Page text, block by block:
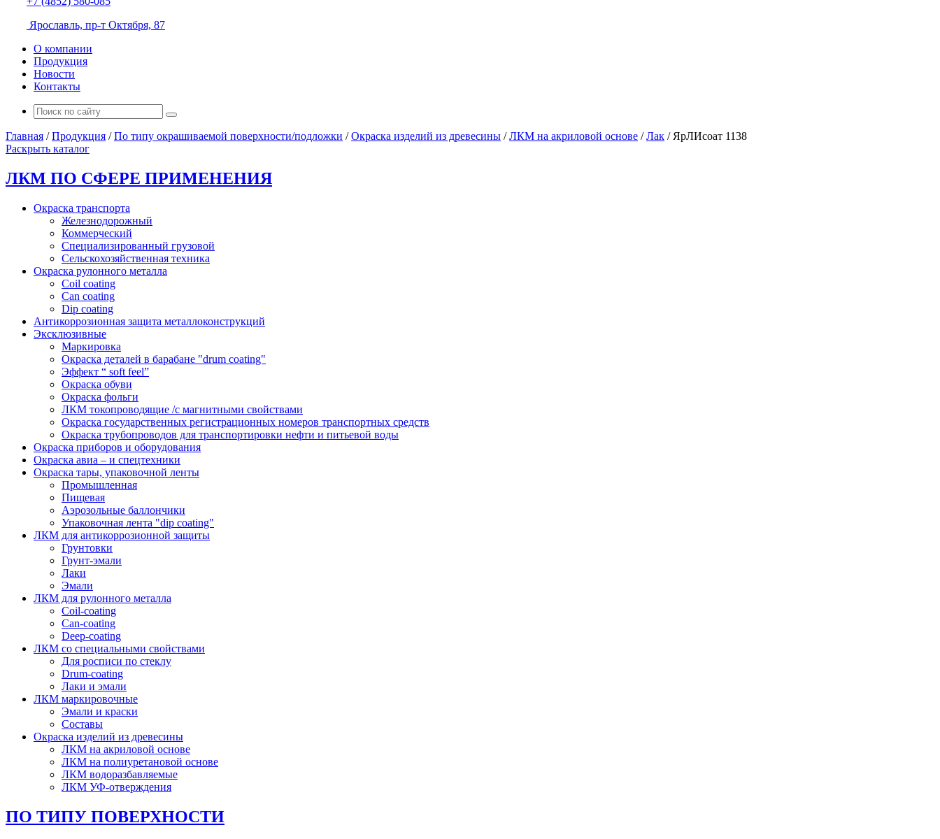
Ярославль, пр-т Октября, 87
О компании
Продукция
Новости
Контакты
Главная /Продукция /По типу окрашиваемой поверхности/подложки /Окраска изделий из древесины /ЛКМ на акриловой основе /Лак / ЯрЛИсоат 1138
Раскрыть каталог
ЛКМ ПО СФЕРЕ ПРИМЕНЕНИЯ
Окраска транспорта
Железнодорожный
Коммерческий
Специализированный грузовой
Сельскохозяйственная техника
Окраска рулонного металла
Coil coating
Can coating
Dip coating
Антикоррозионная защита металлоконструкций
Эксклюзивные
Маркировка
Окраска деталей в барабане "drum coating"
Эффект “ soft feel”
Окраска обуви
Окраска фольги
ЛКМ токопроводящие /с магнитными свойствами
Окраска государственных регистрационных номеров транспортных средств
Окраска трубопроводов для транспортировки нефти и питьевой воды
Окраска приборов и оборудования
Окраска авиа – и спецтехники
Окраска тары, упаковочной ленты
Промышленная
Пищевая
Аэрозольные баллончики
Упаковочная лента "dip coating"
ЛКМ для антикоррозионной защиты
Грунтовки
Грунт-эмали
Лаки
Эмали
ЛКМ для рулонного металла
Coil-coating
Can-coating
Deep-coating
ЛКМ со специальными свойствами
Для росписи по стеклу
Drum-coating
Лаки и эмали
ЛКМ маркировочные
Эмали и краски
Составы
Окраска изделий из древесины
ЛКМ на акриловой основе
ЛКМ на полиуретановой основе
ЛКМ водоразбавляемые
ЛКМ УФ-отверждения
ПО ТИПУ ПОВЕРХНОСТИ